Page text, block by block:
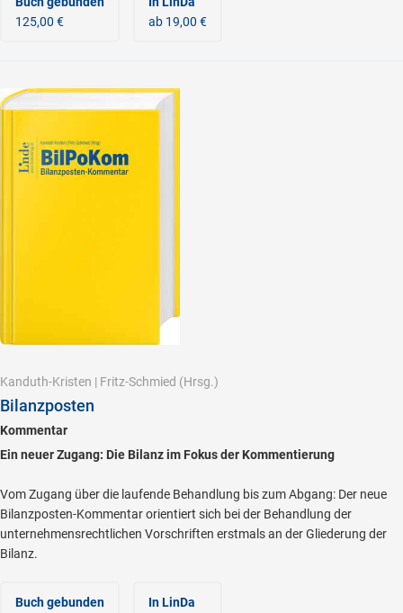
125,00 €
ab 19,00 €
Kanduth-Kristen | Fritz-Schmied (Hrsg.)
Bilanzposten
Kommentar
Ein neuer Zugang: Die Bilanz im Fokus der Kommentierung
Vom Zugang über die laufende Behandlung bis zum Abgang: Der neue
Bilanzposten-Kommentar orientiert sich bei der Behandlung der
unternehmensrechtlichen Vorschriften erstmals an der Gliederung der
Bilanz.
Buch gebunden
In LinDa